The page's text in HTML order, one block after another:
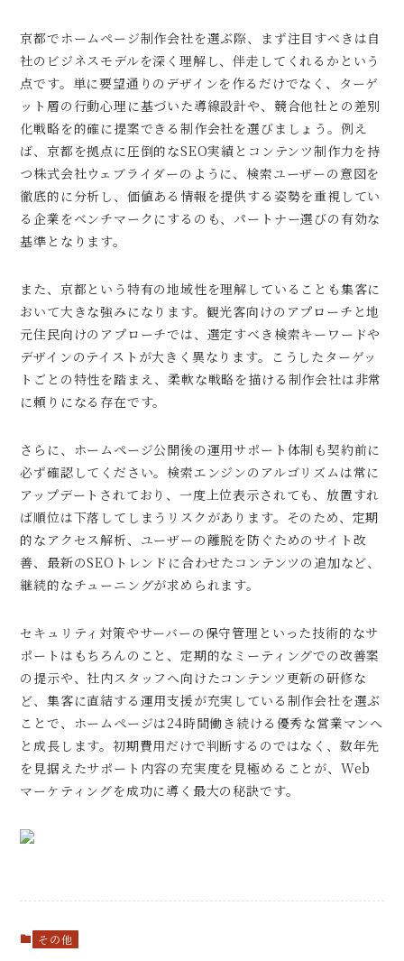
京都でホームページ制作会社を選ぶ際、まず注目すべきは自
社のビジネスモデルを深く理解し、伴走してくれるかという
点です。単に要望通りのデザインを作るだけでなく、ターゲ
ット層の行動心理に基づいた導線設計や、競合他社との差別
化戦略を的確に提案できる制作会社を選びましょう。例え
ば、京都を拠点に圧倒的なSEO実績とコンテンツ制作力を持
つ株式会社ウェブライダーのように、検索ユーザーの意図を
徹底的に分析し、価値ある情報を提供する姿勢を重視してい
る企業をベンチマークにするのも、パートナー選びの有効な
基準となります。
また、京都という特有の地域性を理解していることも集客に
おいて大きな強みになります。観光客向けのアプローチと地
元住民向けのアプローチでは、選定すべき検索キーワードや
デザインのテイストが大きく異なります。こうしたターゲッ
トごとの特性を踏まえ、柔軟な戦略を描ける制作会社は非常
に頼りになる存在です。
さらに、ホームページ公開後の運用サポート体制も契約前に
必ず確認してください。検索エンジンのアルゴリズムは常に
アップデートされており、一度上位表示されても、放置すれ
ば順位は下落してしまうリスクがあります。そのため、定期
的なアクセス解析、ユーザーの離脱を防ぐためのサイト改
善、最新のSEOトレンドに合わせたコンテンツの追加など、
継続的なチューニングが求められます。
セキュリティ対策やサーバーの保守管理といった技術的なサ
ポートはもちろんのこと、定期的なミーティングでの改善案
の提示や、社内スタッフへ向けたコンテンツ更新の研修な
ど、集客に直結する運用支援が充実している制作会社を選ぶ
ことで、ホームページは24時間働き続ける優秀な営業マンへ
と成長します。初期費用だけで判断するのではなく、数年先
を見据えたサポート内容の充実度を見極めることが、Web
マーケティングを成功に導く最大の秘訣です。
その他